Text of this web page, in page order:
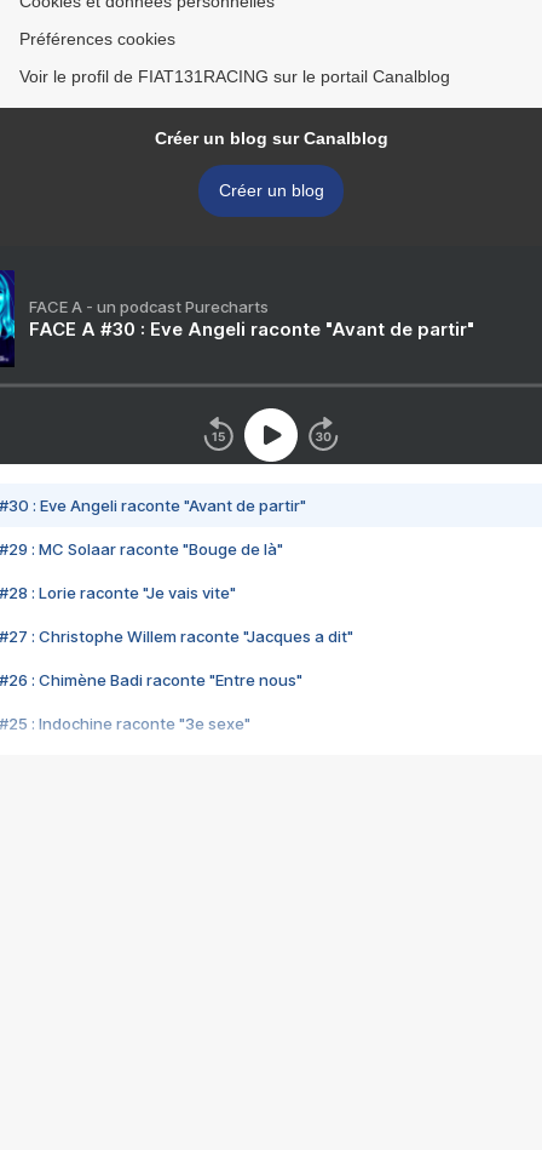
Préférences cookies
Voir le profil de FIAT131RACING sur le portail Canalblog
Créer un blog sur Canalblog
Créer un blog
FACE A - un podcast Purecharts
FACE A #30 : Eve Angeli raconte "Avant de partir"
#30 : Eve Angeli raconte "Avant de partir"
#29 : MC Solaar raconte "Bouge de là"
#28 : Lorie raconte "Je vais vite"
#27 : Christophe Willem raconte "Jacques a dit"
#26 : Chimène Badi raconte "Entre nous"
#25 : Indochine raconte "3e sexe"